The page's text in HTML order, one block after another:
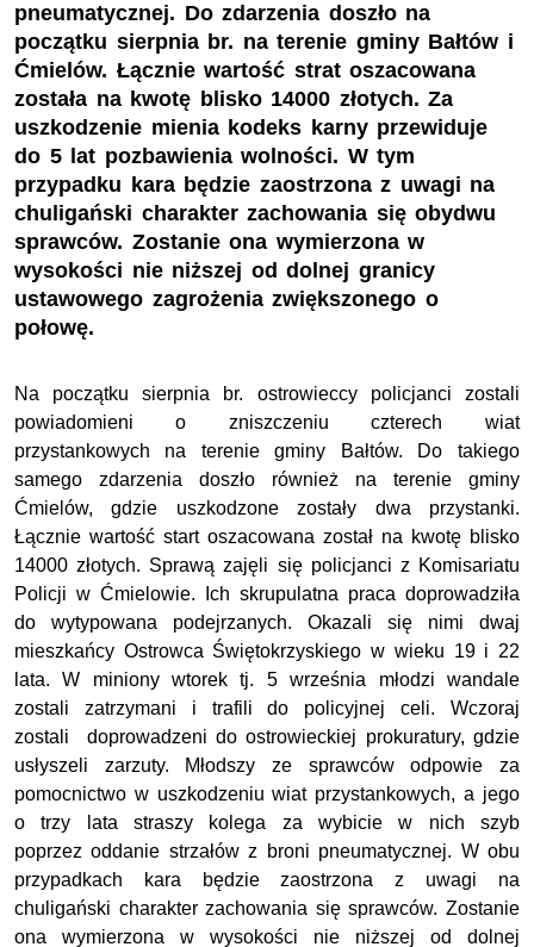
pneumatycznej. Do zdarzenia doszło na
początku sierpnia br. na terenie gminy Bałtów i
Ćmielów. Łącznie wartość strat oszacowana
została na kwotę blisko 14000 złotych. Za
uszkodzenie mienia kodeks karny przewiduje
do 5 lat pozbawienia wolności. W tym
przypadku kara będzie zaostrzona z uwagi na
chuligański charakter zachowania się obydwu
sprawców. Zostanie ona wymierzona w
wysokości nie niższej od dolnej granicy
ustawowego zagrożenia zwiększonego o
połowę.
Na początku sierpnia br. ostrowieccy policjanci zostali
powiadomieni o zniszczeniu czterech wiat
przystankowych na terenie gminy Bałtów. Do takiego
samego zdarzenia doszło również na terenie gminy
Ćmielów, gdzie uszkodzone zostały dwa przystanki.
Łącznie wartość start oszacowana został na kwotę blisko
14000 złotych. Sprawą zajęli się policjanci z Komisariatu
Policji w Ćmielowie. Ich skrupulatna praca doprowadziła
do wytypowana podejrzanych. Okazali się nimi dwaj
mieszkańcy Ostrowca Świętokrzyskiego w wieku 19 i 22
lata. W miniony wtorek tj. 5 września młodzi wandale
zostali zatrzymani i trafili do policyjnej celi. Wczoraj
zostali doprowadzeni do ostrowieckiej prokuratury, gdzie
usłyszeli zarzuty. Młodszy ze sprawców odpowie za
pomocnictwo w uszkodzeniu wiat przystankowych, a jego
o trzy lata straszy kolega za wybicie w nich szyb
poprzez oddanie strzałów z broni pneumatycznej. W obu
przypadkach kara będzie zaostrzona z uwagi na
chuligański charakter zachowania się sprawców. Zostanie
ona wymierzona w wysokości nie niższej od dolnej